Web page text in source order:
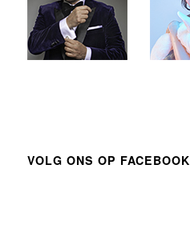
VOLG ONS OP FACEBOOK